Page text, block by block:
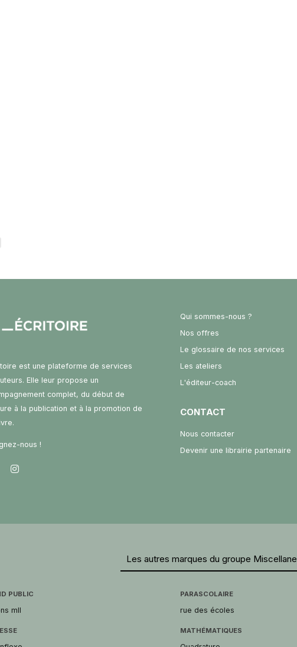
est une plateforme de services
Elle leur propose un
complet, du début de
à la publication et à la promotion de
nous !
Qui sommes-nous ?
Nos offres
Le glossaire de nos services
Les ateliers
L'éditeur-coach
CONTACT
Nous contacter
Devenir une librairie partenaire
Les autres marques du groupe Miscellane
PUBLIC
mll
PARASCOLAIRE
rue des écoles
MATHÉMATIQUES